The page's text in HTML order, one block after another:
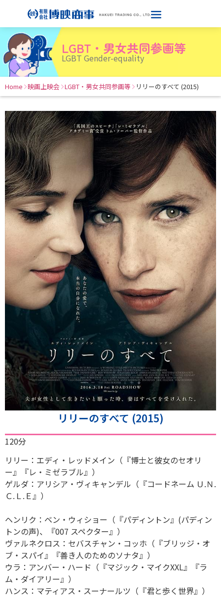
LGBT・男女共同参画等
LGBT Gender-equality
Home 映画上映会 LGBT・男女共同参画等 リリーのすべて (2015)
リリーのすべて (2015)
120分
リリー：エディ・レッドメイン（『博士と彼女のセオリ
ー』『レ・ミゼラブル』）
ゲルダ：アリシア・ヴィキャンデル（『コードネーム Ｕ.Ｎ.
Ｃ.Ｌ.Ｅ』）
ヘンリク：ベン・ウィショー（『パディントン』(パディン
トンの声)、『007 スペクター』）
ヴァルネクロス：セバスチャン・コッホ（『ブリッジ・オ
ブ・スパイ』『善き人のためのソナタ』）
ウラ：アンバー・ハード（『マジック・マイクXXL』『ラ
ム・ダイアリー』）
ハンス：マティアス・スーナールツ（『君と歩く世界』）